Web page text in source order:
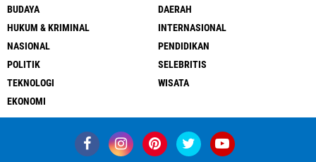
BUDAYA
DAERAH
HUKUM & KRIMINAL
INTERNASIONAL
NASIONAL
PENDIDIKAN
POLITIK
SELEBRITIS
TEKNOLOGI
WISATA
EKONOMI